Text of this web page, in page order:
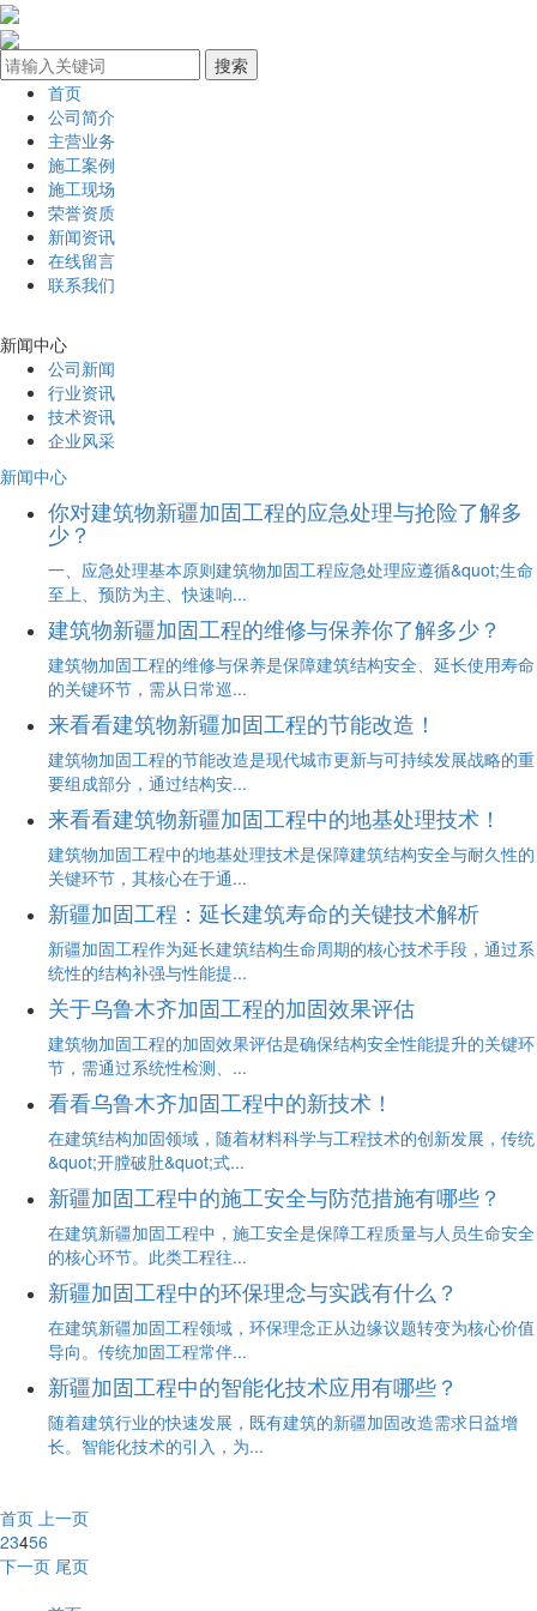
首页
公司简介
主营业务
施工案例
施工现场
荣誉资质
新闻资讯
在线留言
联系我们
新闻中心
公司新闻
行业资讯
技术资讯
企业风采
新闻中心
你对建筑物新疆加固工程的应急处理与抢险了解多
少？
一、应急处理基本原则建筑物加固工程应急处理应遵循&quot;生命
至上、预防为主、快速响...
建筑物新疆加固工程的维修与保养你了解多少？
建筑物加固工程的维修与保养是保障建筑结构安全、延长使用寿命
的关键环节，需从日常巡...
来看看建筑物新疆加固工程的节能改造！
建筑物加固工程的节能改造是现代城市更新与可持续发展战略的重
要组成部分，通过结构安...
来看看建筑物新疆加固工程中的地基处理技术！
建筑物加固工程中的地基处理技术是保障建筑结构安全与耐久性的
关键环节，其核心在于通...
新疆加固工程：延长建筑寿命的关键技术解析
新疆加固工程作为延长建筑结构生命周期的核心技术手段，通过系
统性的结构补强与性能提...
关于乌鲁木齐加固工程的加固效果评估
建筑物加固工程的加固效果评估是确保结构安全性能提升的关键环
节，需通过系统性检测、...
看看乌鲁木齐加固工程中的新技术！
在建筑结构加固领域，随着材料科学与工程技术的创新发展，传统
&quot;开膛破肚&quot;式...
新疆加固工程中的施工安全与防范措施有哪些？
在建筑新疆加固工程中，施工安全是保障工程质量与人员生命安全
的核心环节。此类工程往...
新疆加固工程中的环保理念与实践有什么？
在建筑新疆加固工程领域，环保理念正从边缘议题转变为核心价值
导向。传统加固工程常伴...
新疆加固工程中的智能化技术应用有哪些？
随着建筑行业的快速发展，既有建筑的新疆加固改造需求日益增
长。智能化技术的引入，为...
首页 上一页
23456
下一页 尾页